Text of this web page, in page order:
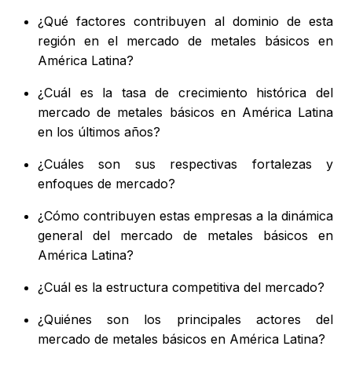
¿Qué factores contribuyen al dominio de esta
región en el mercado de metales básicos en
América Latina?
¿Cuál es la tasa de crecimiento histórica del
mercado de metales básicos en América Latina
en los últimos años?
¿Cuáles son sus respectivas fortalezas y
enfoques de mercado?
¿Cómo contribuyen estas empresas a la dinámica
general del mercado de metales básicos en
América Latina?
¿Cuál es la estructura competitiva del mercado?
¿Quiénes son los principales actores del
mercado de metales básicos en América Latina?